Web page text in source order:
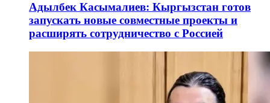
Адылбек Касымалиев: Кыргызстан готов
запускать новые совместные проекты и
расширять сотрудничество с Россией